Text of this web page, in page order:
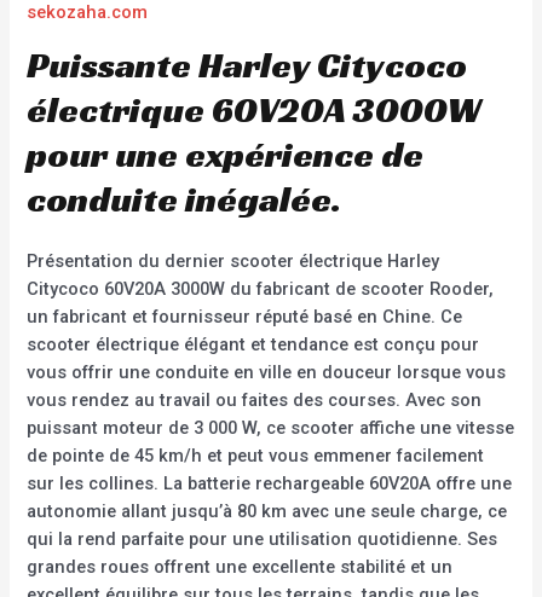
sekozaha.com
Puissante Harley Citycoco
électrique 60V20A 3000W
pour une expérience de
conduite inégalée.
Présentation du dernier scooter électrique Harley
Citycoco 60V20A 3000W du fabricant de scooter Rooder,
un fabricant et fournisseur réputé basé en Chine. Ce
scooter électrique élégant et tendance est conçu pour
vous offrir une conduite en ville en douceur lorsque vous
vous rendez au travail ou faites des courses. Avec son
puissant moteur de 3 000 W, ce scooter affiche une vitesse
de pointe de 45 km/h et peut vous emmener facilement
sur les collines. La batterie rechargeable 60V20A offre une
autonomie allant jusqu’à 80 km avec une seule charge, ce
qui la rend parfaite pour une utilisation quotidienne. Ses
grandes roues offrent une excellente stabilité et un